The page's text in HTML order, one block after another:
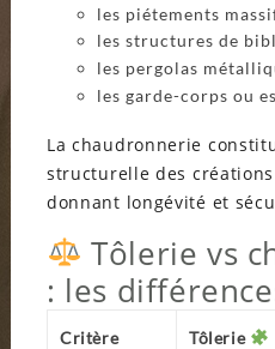
les piétements
les structures de
les pergolas
les garde-corps ou
La chaudronnerie
structurelle des
donnant longévité et
Tôlerie vs
: les
Critère Tôlerie